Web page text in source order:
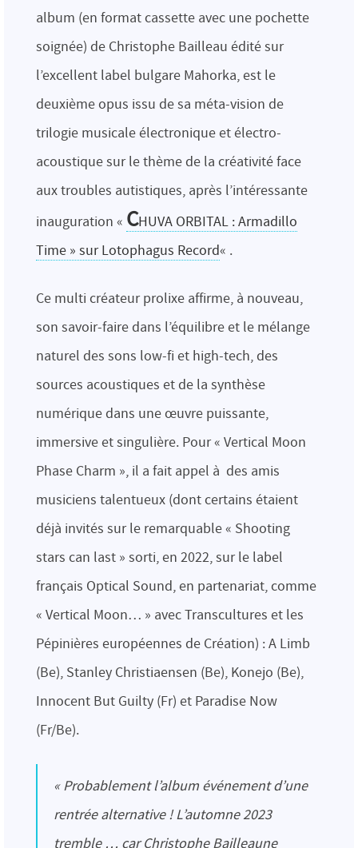
album (en format cassette avec une pochette
soignée) de Christophe Bailleau édité sur
l’excellent label bulgare Mahorka, est le
deuxième opus issu de sa méta-vision de
trilogie musicale électronique et électro-
acoustique sur le thème de la créativité face
aux troubles autistiques, après l’intéressante
inauguration « CHUVA ORBITAL : Armadillo
Time » sur Lotophagus Record« .
Ce multi créateur prolixe affirme, à nouveau,
son savoir-faire dans l’équilibre et le mélange
naturel des sons low-fi et high-tech, des
sources acoustiques et de la synthèse
numérique dans une œuvre puissante,
immersive et singulière. Pour « Vertical Moon
Phase Charm », il a fait appel à des amis
musiciens talentueux (dont certains étaient
déjà invités sur le remarquable « Shooting
stars can last » sorti, en 2022, sur le label
français Optical Sound, en partenariat, comme
« Vertical Moon… » avec Transcultures et les
Pépinières européennes de Création) : A Limb
(Be), Stanley Christiaensen (Be), Konejo (Be),
Innocent But Guilty (Fr) et Paradise Now
(Fr/Be).
« Probablement l’album événement d’une
rentrée alternative ! L’automne 2023
tremble … car Christophe Bailleaune